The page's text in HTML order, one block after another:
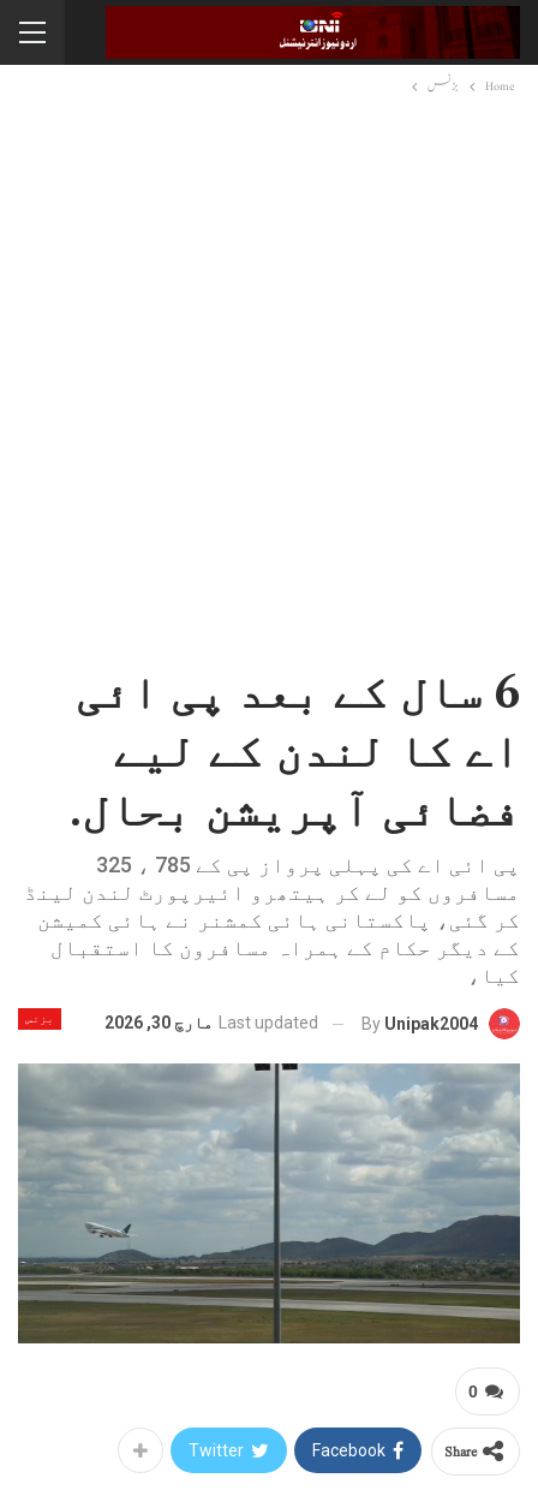
Home بزنس
6 سال کے بعد پی ائی
اے کا لندن کے لیے
فضائی آپریشن بحال.
پی ائی اے کی پہلی پرواز پی کے 785 ، 325
مسافروں کو لے کر ہیتھرو ائیرپورٹ لندن لینڈ
کر گئی، پاکستانی ہائی کمشنر نے ہائی کمیشن
کے دیگر حکام کے ہمراہ مسافرون کا استقبال
کیا،
بزنس By Unipak2004
Last updated مارچ 30, 2026
0
Share
Facebook
Twitter